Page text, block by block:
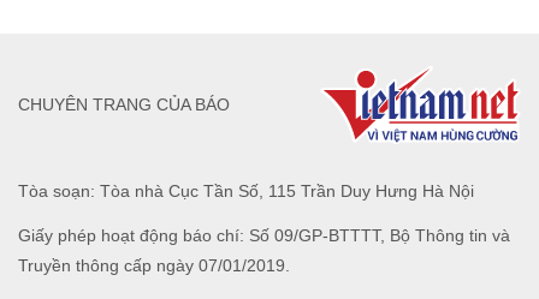
Tòa soạn: Tòa nhà Cục Tần Số, 115 Trần Duy Hưng Hà Nội
Giấy phép hoạt động báo chí: Số 09/GP-BTTTT, Bộ Thông tin và
Truyền thông cấp ngày 07/01/2019.
CHUYÊN TRANG CỦA BÁO